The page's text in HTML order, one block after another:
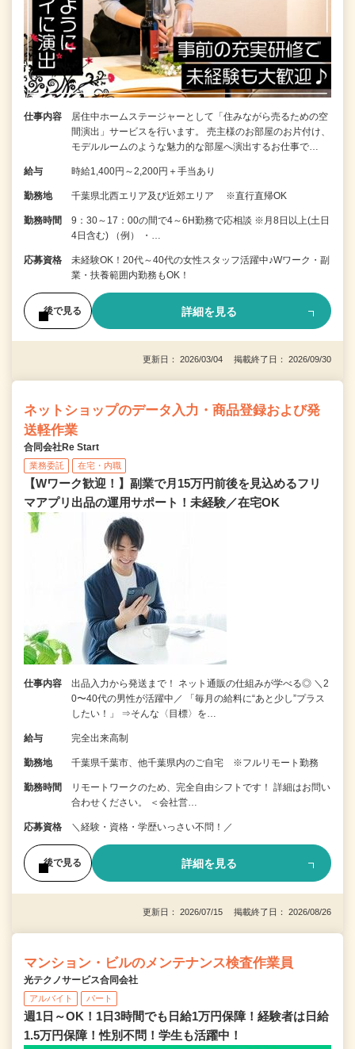
仕事内容
居住中ホームステージャーとして「住みながら売るための空
間演出」サービスを行います。 売主様のお部屋のお片付け、
モデルルームのような魅力的な部屋へ演出するお仕事で…
給与 時給1,400円～2,200円＋手当あり
勤務地 千葉県北西エリア及び近郊エリア ※直行直帰OK
勤務時間
9：30～17：00の間で4～6H勤務で応相談 ※月8日以上(土日
4日含む) （例） ・…
応募資格
未経験OK！20代～40代の女性スタッフ活躍中♪Wワーク・副
業・扶養範囲内勤務もOK！
後で見る 詳細を見る
更新日： 2026/03/04 掲載終了日： 2026/09/30
ネットショップのデータ入力・商品登録および発
送軽作業
合同会社Re Start
業務委託 在宅・内職
【Wワーク歓迎！】副業で月15万円前後を見込めるフリ
マアプリ出品の運用サポート！未経験／在宅OK
仕事内容
出品入力から発送まで！ ネット通販の仕組みが学べる◎ ＼2
0〜40代の男性が活躍中／ 「毎月の給料に“あと少し”プラス
したい！」 ⇒そんな〈目標〉を…
給与 完全出来高制
勤務地 千葉県千葉市、他千葉県内のご自宅 ※フルリモート勤務
勤務時間
リモートワークのため、完全自由シフトです！ 詳細はお問い
合わせください。 ＜会社営…
応募資格 ＼経験・資格・学歴いっさい不問！／
後で見る 詳細を見る
更新日： 2026/07/15 掲載終了日： 2026/08/26
マンション・ビルのメンテナンス検査作業員
光テクノサービス合同会社
アルバイト パート
週1日～OK！1日3時間でも日給1万円保障！経験者は日給
1.5万円保障！性別不問！学生も活躍中！